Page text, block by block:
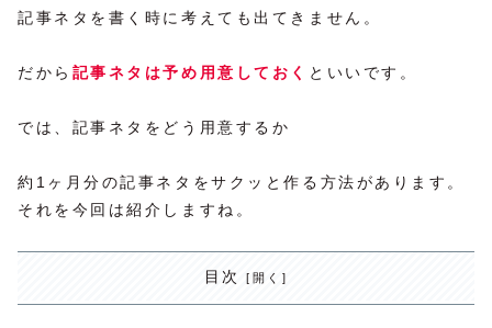
記事ネタを書く時に考えても出てきません。
だから 記事ネタは予め用意しておく といいです。
では、記事ネタをどう用意するか
約1ヶ月分の記事ネタをサクッと作る方法があります。
それを今回は紹介しますね。
目次